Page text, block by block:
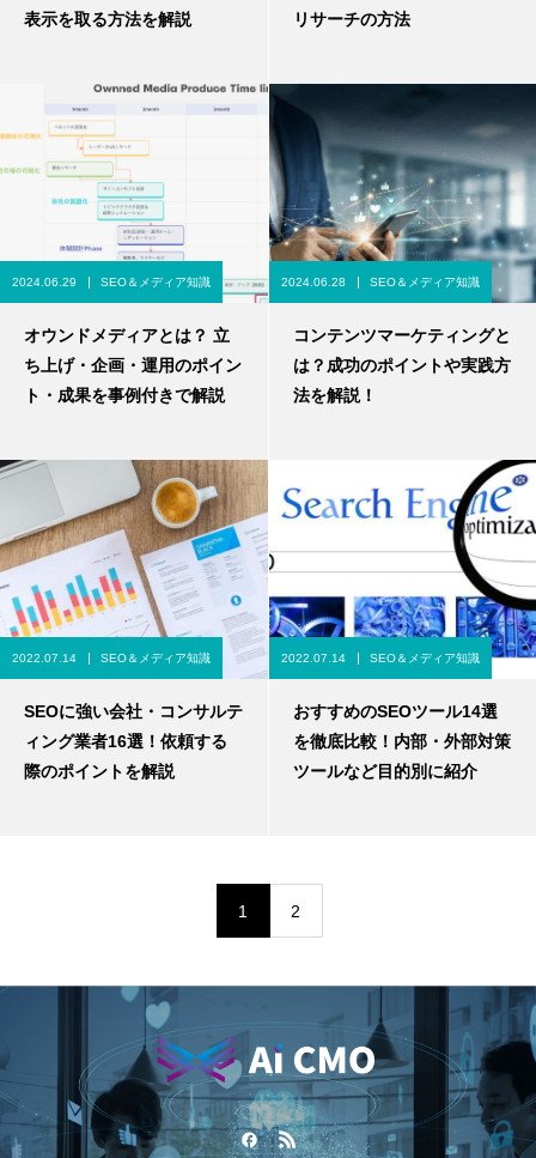
表示を取る方法を解説
リサーチの方法
2024.06.29 SEO＆メディア知識
オウンドメディアとは？ 立
ち上げ・企画・運用のポイン
ト・成果を事例付きで解説
2024.06.28 SEO＆メディア知識
コンテンツマーケティングと
は？成功のポイントや実践方
法を解説！
2022.07.14 SEO＆メディア知識
SEOに強い会社・コンサルテ
ィング業者16選！依頼する
際のポイントを解説
2022.07.14 SEO＆メディア知識
おすすめのSEOツール14選
を徹底比較！内部・外部対策
ツールなど目的別に紹介
1 2